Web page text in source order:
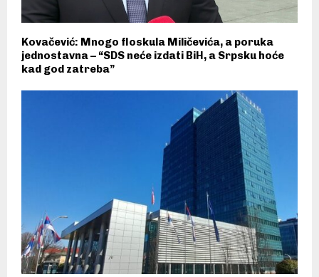
Kovačević: Mnogo floskula Miličevića, a poruka
jednostavna – “SDS neće izdati BiH, a Srpsku hoće
kad god zatreba”